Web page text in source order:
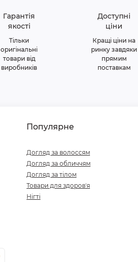
Гарантія
якості
Тільки
оригінальні
товари від
виробників
Доступні
ціни
Кращі ціни на
ринку завдяки
прямим
поставкам
Популярне
Догляд за волоссям
Догляд за обличчям
Догляд за тілом
Товари для здоровʼя
Нігті